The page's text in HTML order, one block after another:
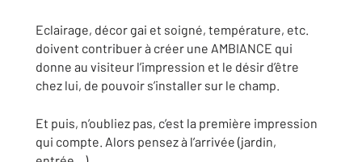
Eclairage, décor gai et soigné, température, etc.
doivent contribuer à créer une AMBIANCE qui
donne au visiteur l’impression et le désir d’être
chez lui, de pouvoir s’installer sur le champ.
Et puis, n’oubliez pas, c’est la première impression
qui compte. Alors pensez à l’arrivée (jardin,